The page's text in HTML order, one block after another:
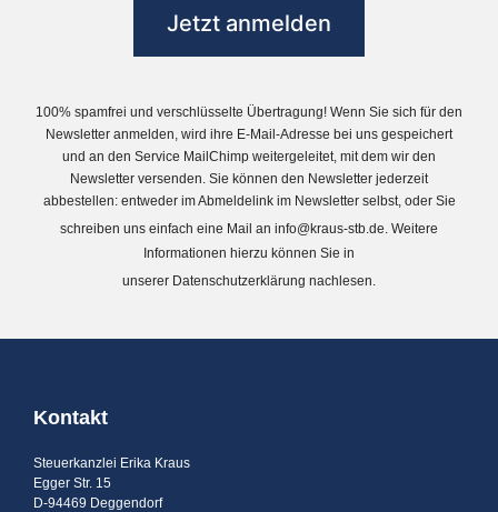
100% spamfrei und verschlüsselte Übertragung! Wenn Sie sich für den
Newsletter anmelden, wird ihre E-Mail-Adresse bei uns gespeichert
und an den Service MailChimp weitergeleitet, mit dem wir den
Newsletter versenden. Sie können den Newsletter jederzeit
abbestellen: entweder im Abmeldelink im Newsletter selbst, oder Sie
schreiben uns einfach eine Mail an info@kraus-stb.de. Weitere
Informationen hierzu können Sie in
unserer Datenschutzerklärung nachlesen.
Kontakt
Steuerkanzlei Erika Kraus
Egger Str. 15
D-94469 Deggendorf